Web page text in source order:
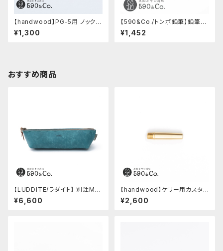
【handwood】PG-5用 ノック部
カバー (超超ジュラルミン)
¥1,300
【590&Co./トンボ鉛筆】鉛筆補
助軸用ハーフサイズ鉛筆
¥1,452
おすすめ商品
【LUDDITE/ラダイト】 別注MAY
Aレザーボートペンケース (ター
キーブルー)
¥6,600
【handwood】ケリー用カスタム
後軸 (真鍮)
¥2,600